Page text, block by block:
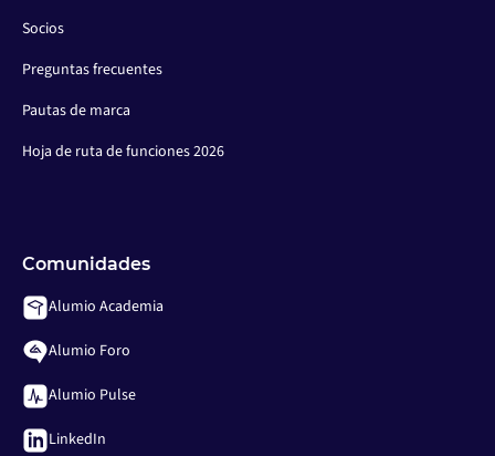
Socios
Preguntas frecuentes
Pautas de marca
Hoja de ruta de funciones 2026
Comunidades
Alumio Academia
Alumio Foro
Alumio Pulse
LinkedIn